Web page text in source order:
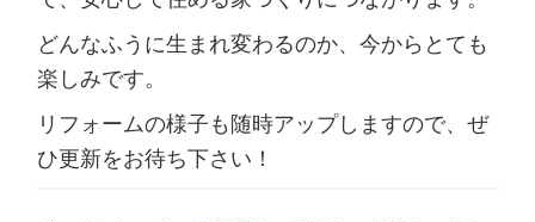
どんなふうに生まれ変わるのか、今からとても
楽しみです。
リフォームの様子も随時アップしますので、ぜ
ひ更新をお待ち下さい！